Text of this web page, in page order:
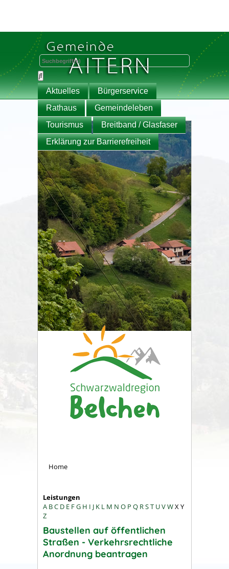
Aktuelles
Bürgerservice
Rathaus
Gemeindeleben
Tourismus
Breitband / Glasfaser
Erklärung zur Barrierefreiheit
Home
Leistungen
A BC D E FG H I J K L M N O P Q RST UVWXY
Z
Baustellen auf öffentlichen
Straßen - Verkehrsrechtliche
Anordnung beantragen